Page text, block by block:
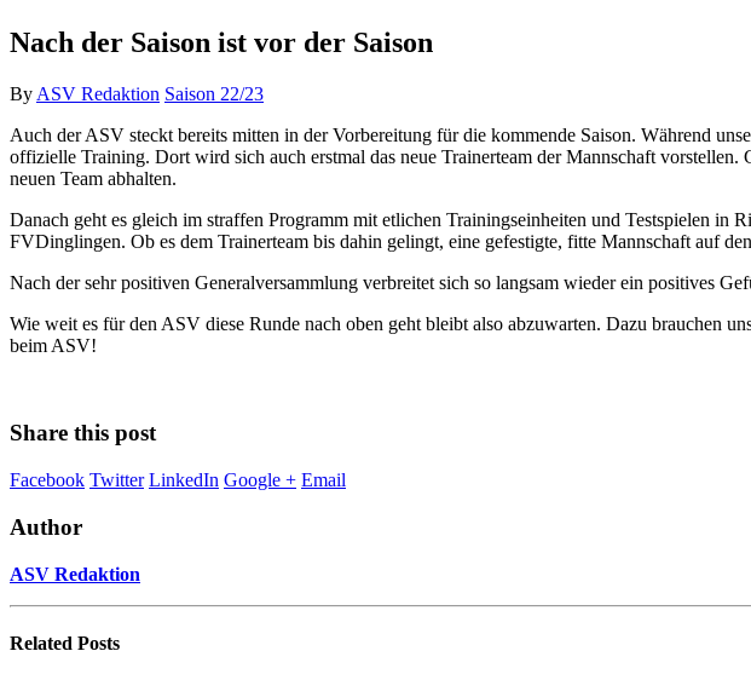
Nach der Saison ist vor der Saison
By ASV Redaktion Saison 22/23
Auch der ASV steckt bereits mitten in der Vorbereitung für die kommende Saison. Während
offizielle Training. Dort wird sich auch erstmal das neue Trainerteam der Mannschaft
neuen Team abhalten.
Danach geht es gleich im straffen Programm mit etlichen Trainingseinheiten und Testspielen
FVDinglingen. Ob es dem Trainerteam bis dahin gelingt, eine gefestigte, fitte Mannschaft auf
Nach der sehr positiven Generalversammlung verbreitet sich so langsam wieder ein positives
Wie weit es für den ASV diese Runde nach oben geht bleibt also abzuwarten. Dazu brauchen
beim ASV!
Share this post
Facebook Twitter LinkedIn Google + Email
Author
ASV Redaktion
Related Posts